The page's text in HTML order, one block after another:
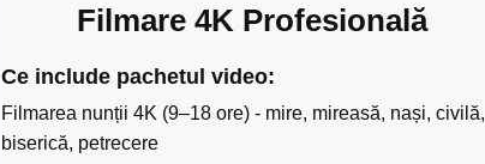
Filmare 4K Profesională
Ce include pachetul video:
Filmarea nunții 4K (9–18 ore) - mire, mireasă, nași, civilă,
biserică, petrecere